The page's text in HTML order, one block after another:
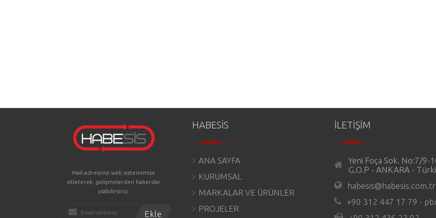
Mail adresinizi web sistemimize
ekleterek, gelişmelerden haberdar
olabilirsiniz.
HABESİS
ANA SAYFA
KURUMSAL
MARKALAR VE ÜRÜNLER
PROJELER
İLETİŞİM
Yeni Foça Sok. No:7/9-
G.O.P - ANKARA -
habesis@habesis.com.tr
+90 312 447 17 79 -